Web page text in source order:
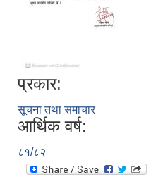
प्रकार:
सूचना तथा समाचार
आर्थिक वर्ष:
८१/८२